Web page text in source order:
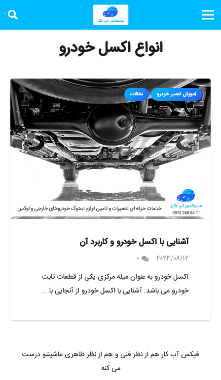
انواع اکسل خودرو
آموزش تعمیر خودرو مقالات
آشنایی با اکسل خودرو و کاربرد آن
2023/08/12
0
اکسل خودرو به عنوان میله مرکزی یکی از قطعات ثابت
خودرو می باشد. آشنایی با اکسل خودرو از آنجایی با…
فیکس آپ کار هم از نظر فنی و هم از نظر ظاهری ماشینتو درست
می کنه